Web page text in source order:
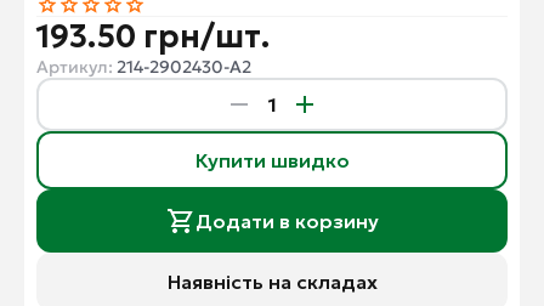
193.50 грн/шт.
Артикул: 214-2902430-А2
Купити швидко
Додати в корзину
Наявність на складах